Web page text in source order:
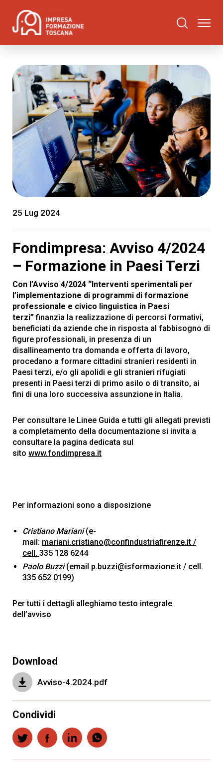
25 Lug 2024
Fondimpresa: Avviso 4/2024
– Formazione in Paesi Terzi
Con l’Avviso 4/2024 “Interventi sperimentali per
l’implementazione di programmi di formazione
professionale e civico linguistica in Paesi
terzi”finanzia la realizzazione di percorsi formativi,
beneficiati da aziende che in risposta al fabbisogno di
figure professionali, in presenza di un
disallineamento tra domanda e offerta di lavoro,
procedano a formare cittadini stranieri residenti in
Paesi terzi, e/o gli apolidi e gli stranieri rifugiati
presenti in Paesi terzi di primo asilo o di transito, ai
fini di una loro successiva assunzione in Italia.
Per consultare le Linee Guida e tutti gli allegati previsti
a completamento della documentazione si invita a
consultare la pagina dedicata sul
sito www.fondimpresa.it
Per informazioni sono a disposizione
Cristiano Mariani(e-
mail: mariani.cristiano@confindustriafirenze.it /
cell. 335 128 6244
Paolo Buzzi(email p.buzzi@isformazione.it / cell.
335 652 0199)
Per tutti i dettagli alleghiamo testo integrale
dell’avviso
Download
Avviso-4.2024.pdf
Condividi